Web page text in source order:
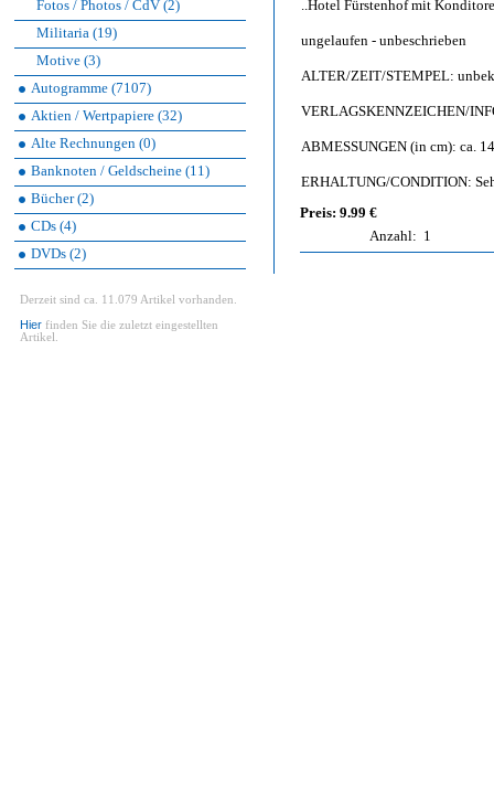
Fotos / Photos / CdV (2)
Militaria (19)
Motive (3)
Autogramme (7107)
Aktien / Wertpapiere (32)
Alte Rechnungen (0)
Banknoten / Geldscheine (11)
Bücher (2)
CDs (4)
DVDs (2)
Derzeit sind ca. 11.079 Artikel vorhanden.
Hier finden Sie die zuletzt eingestellten
Artikel.
..Hotel Fürstenhof mit
ungelaufen - unbeschrieben
ALTER/ZEIT/STEMPEL:
VERLAGSKENNZEICHEN/
ABMESSUNGEN (in cm): ca.
ERHALTUNG/CONDITION:
Preis: 9.99 €
Anzahl: 1